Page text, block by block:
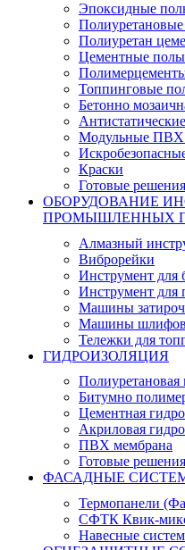
Эпоксидные
Полиуретан
Цементные полы
Топпинговые
Бетонно
Модульные ПВХ
Краски
Готовые решения
ОБОРУДОВАНИЕ
ПРОМЫШЛЕННЫХ
Алмазный
Виброрейки
Инструмент для
Инструмент для
Машины
Машины
Тележки для
ГИДРОИЗОЛЯЦИЯ
Полиуретановая
Битумно
Цементная
Акриловая
ПВХ мембрана
Готовые решения
ФАСАДНЫЕ
Термопанели
СФТК Квик-
Навесные